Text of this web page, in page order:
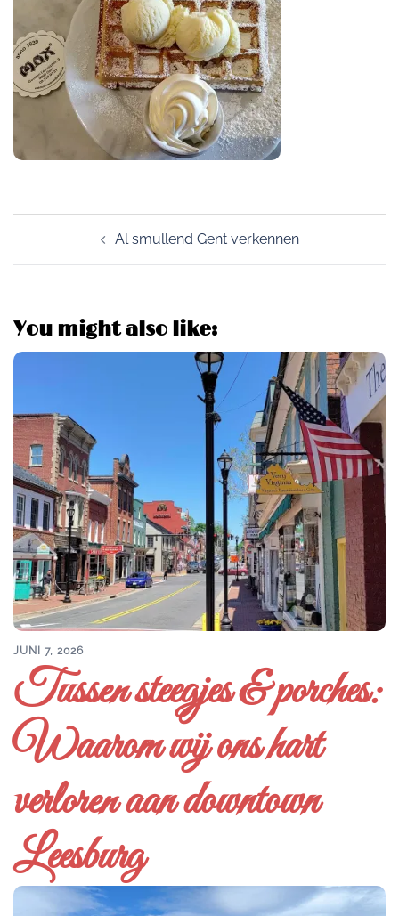
navigation
Al smullend Gent verkennen
You might also like:
JUNI 7, 2026
Tussen steegjes & porches:
Waarom wij ons hart
verloren aan downtown
Leesburg